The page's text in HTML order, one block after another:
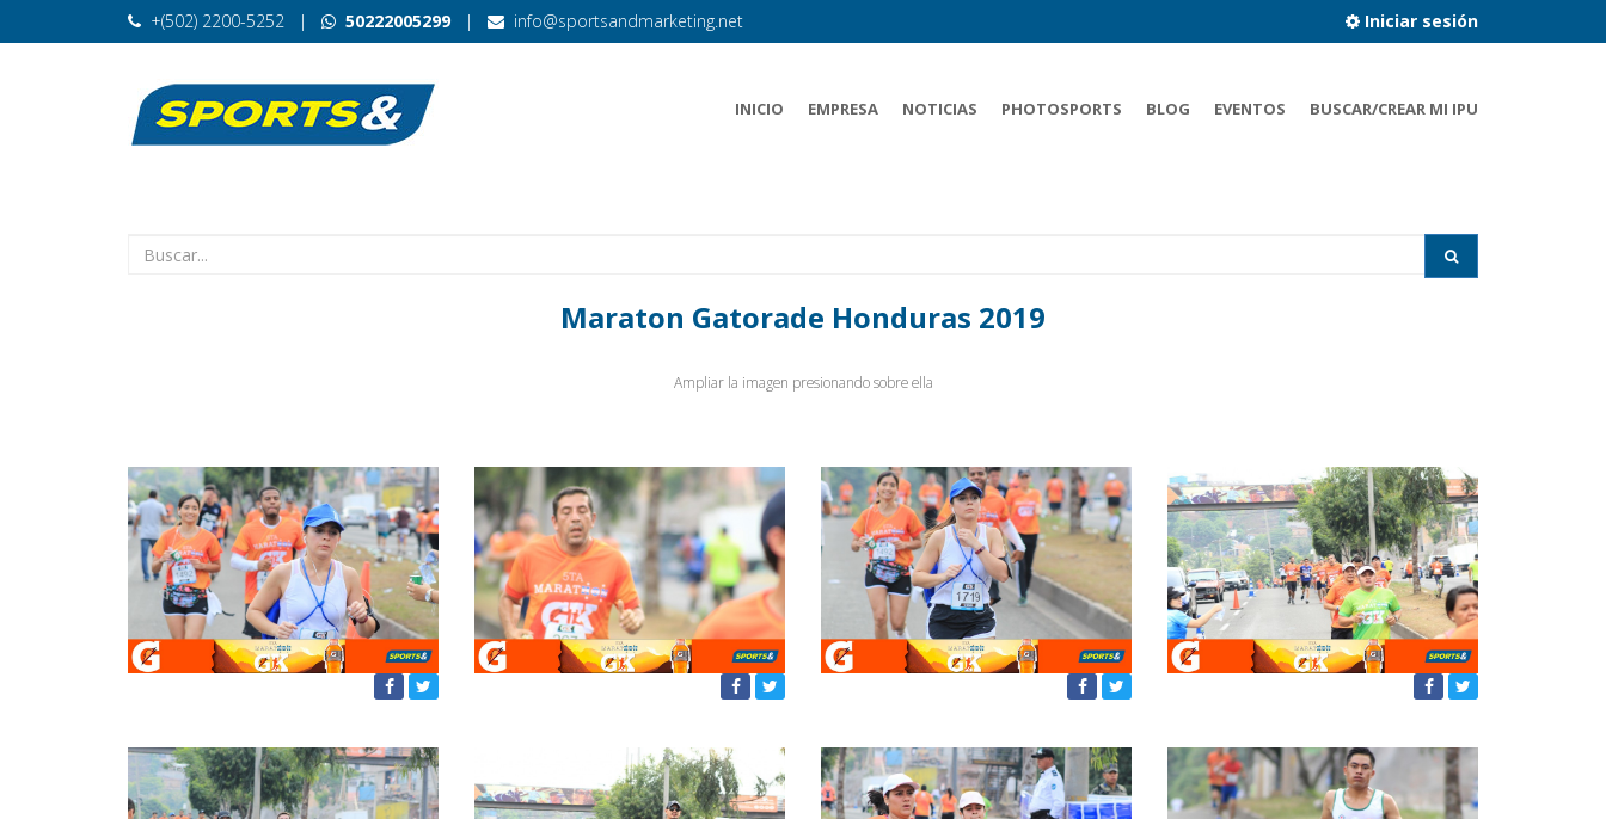
Iniciar sesión
+(502) 2200-5252 | 50222005299 | info@sportsandmarketing.net
INICIO EMPRESA NOTICIAS PHOTOSPORTS BLOG EVENTOS BUSCAR/CREAR MI IPU
Maraton Gatorade Honduras 2019
Ampliar la imagen presionando sobre ella